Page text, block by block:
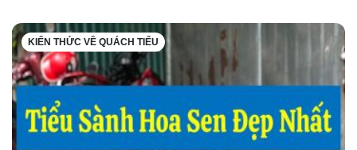
KIẾN THỨC VỀ QUÁCH TIỂU